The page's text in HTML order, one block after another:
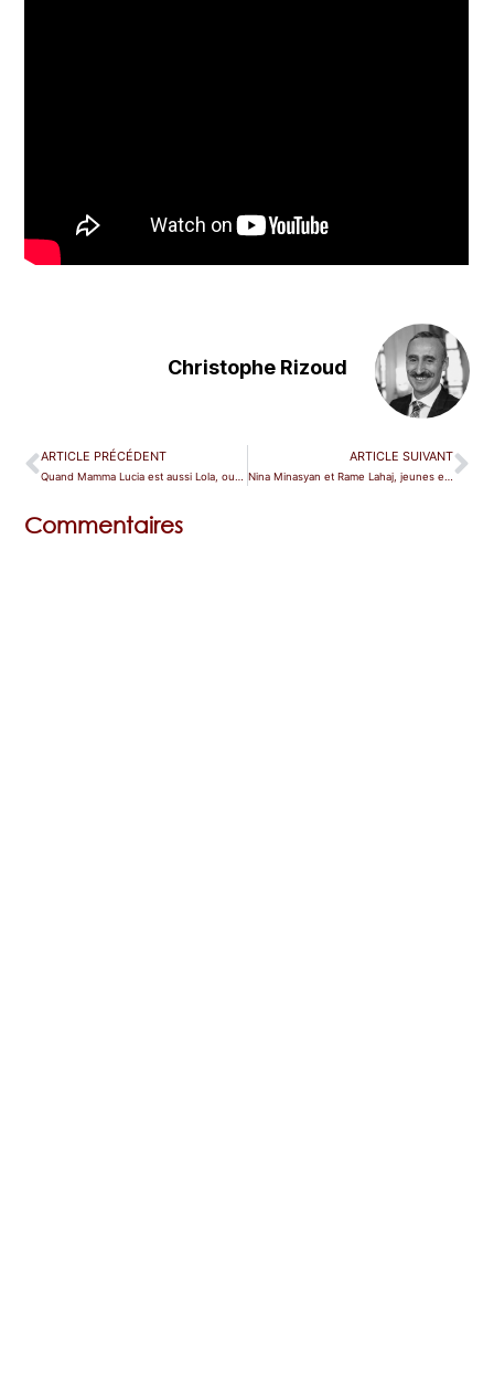
Christophe Rizoud
ARTICLE PRÉCÉDENT ARTICLE SUIVANT
Commentaires